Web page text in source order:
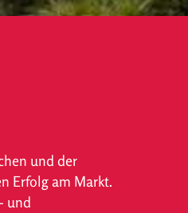
und der
Erfolg am Markt.
und